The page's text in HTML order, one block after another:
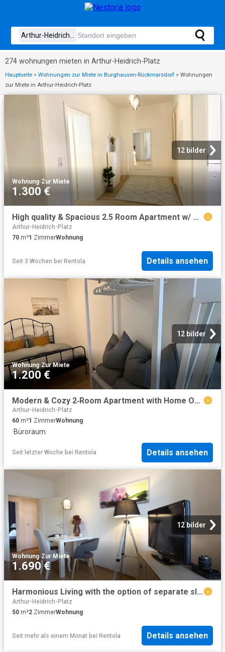
274 wohnungen mieten in Arthur-Heidrich-Platz
Hauptseite > Wohnungen zur Miete in Burghausen-Rückmarsdorf > Wohnungen
zur Miete in Arthur-Heidrich-Platz
12 bilder
Wohnung·Zur Miete
1.300 €
High quality & Spacious 2.5 Room Apartment w/ Balcony – In Superior Location Near City, Culture & Nature, Leipzig Amsterdam Apartments for Rent
Arthur-Heidrich-Platz
70 m²1 ZimmerWohnung
Seit 3 Wochen bei Rentola Details ansehen
12 bilder
Wohnung·Zur Miete
1.200 €
Modern & Cozy 2‑Room Apartment with Home Office in Leipzig‑Altlindenau, Leipzig Amsterdam Apartments for Rent
Arthur-Heidrich-Platz
60 m²1 ZimmerWohnung
·Büroraum
Seit letzter Woche bei Rentola Details ansehen
12 bilder
Wohnung·Zur Miete
1.690 €
Harmonious Living with the option of separate sleeping & 100 MBit W LAN
Arthur-Heidrich-Platz
50 m²2 ZimmerWohnung
Seit mehr als einem Monat bei Rentola Details ansehen